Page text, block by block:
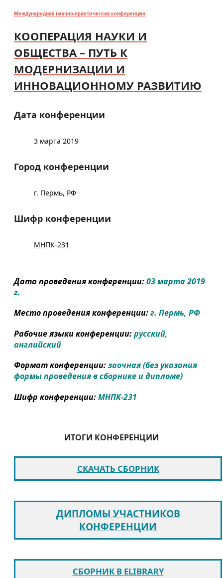
Международная научно-практическая конференция
КООПЕРАЦИЯ НАУКИ И
ОБЩЕСТВА – ПУТЬ К
МОДЕРНИЗАЦИИ И
ИННОВАЦИОННОМУ РАЗВИТИЮ
Дата конференции
3 марта 2019
Город конференции
г. Пермь, РФ
Шифр конференции
МНПК-231
Дата проведения конференции:03 марта 2019
г.
Место проведения конференции:г. Пермь, РФ
Рабочие языки конференции:русский,
английский
Формат конференции:заочная (без указания
формы проведения в сборнике и дипломе)
Шифр конференции:МНПК-231
ИТОГИ КОНФЕРЕНЦИИ
СКАЧАТЬ СБОРНИК
ДИПЛОМЫ УЧАСТНИКОВ
КОНФЕРЕНЦИИ
СБОРНИК В ELIBRARY